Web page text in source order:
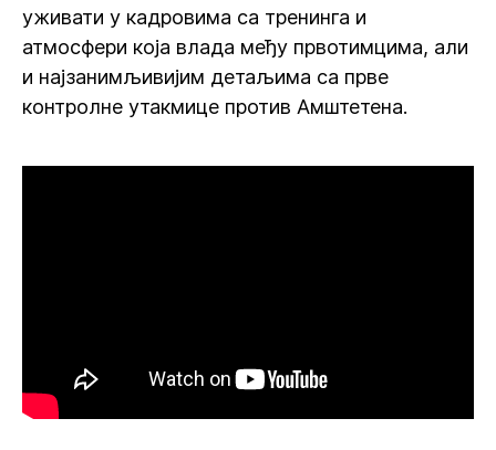
уживати у кадровима са тренинга и
атмосфери која влада међу првотимцима, али
и најзанимљивијим детаљима са прве
контролне утакмице против Амштетена.